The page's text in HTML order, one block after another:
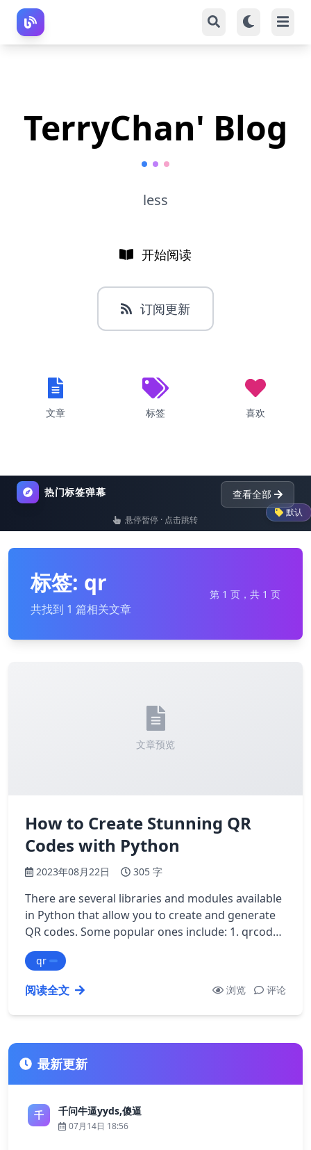
TerryChan' Blog
less
开始阅读
订阅更新
文章 标签 喜欢
热门标签弹幕 查看全部
默认
list nginx dictionary
悬停暂停 · 点击跳转
标签: qr
共找到 1 篇相关文章
第 1 页，共 1 页
文章预览
How to Create Stunning QR
Codes with Python
2023年08月22日 305 字
There are several libraries and modules available
in Python that allow you to create and generate
QR codes. Some popular ones include: 1. qrcode:
This is a simple and easy-to-us…
qr
阅读全文 浏览 评论
最新更新
千 千问牛逼yyds,傻逼
07月14日 18:56